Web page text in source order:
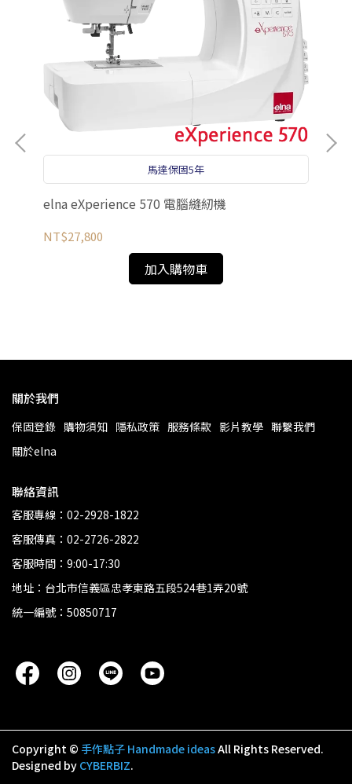
馬達保固5年
elna eXperience 570 電腦縫紉機
NT$27,800
加入購物車
關於我們
保固登錄 購物須知 隱私政策 服務條款 影片教學 聯繫我們
關於elna
聯絡資訊
客服專線：02-2928-1822
客服傳真：02-2726-2822
客服時間：9:00-17:30
地址：台北市信義區忠孝東路五段524巷1弄20號
統一編號：50850717
Copyright © 手作點子 Handmade ideasAll Rights Reserved.
Designed by CYBERBIZ.